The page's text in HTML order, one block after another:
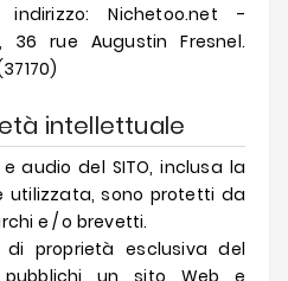
Nichetoo.net -
36 rue Augustin Fresnel.
intellettuale
audio del SITO, inclusa la
sono protetti da
e / o brevetti.
proprietà esclusiva del
pubblichi un sito Web e